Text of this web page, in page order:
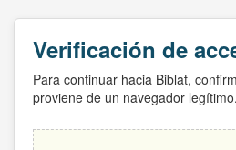
Verificación de
Para continuar hacia Biblat,
proviene de un navegador legítimo.